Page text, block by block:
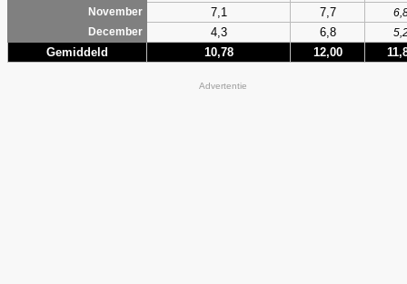
November
7,1 7,7
December
4,3 6,8
Gemiddeld 10,78 12,00
Advertentie